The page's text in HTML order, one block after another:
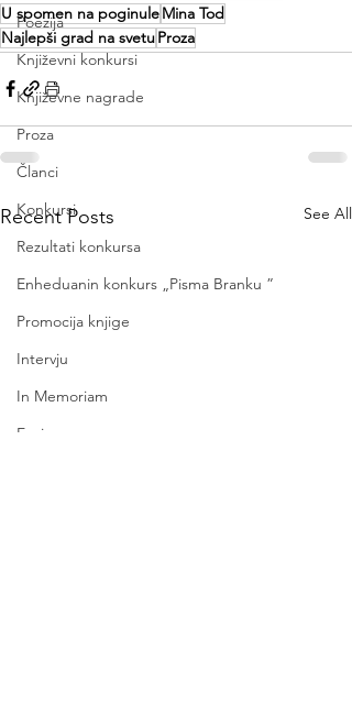
Poezija
Književni konkursi
Književne nagrade
Proza
Članci
Konkursi
Rezultati konkursa
Enheduanin konkurs „Pisma Branku ”
Promocija knjige
Intervju
In Memoriam
Esej
U spomen na poginuleMina Tod
Najlepši grad na svetuProza
Recent Posts See All